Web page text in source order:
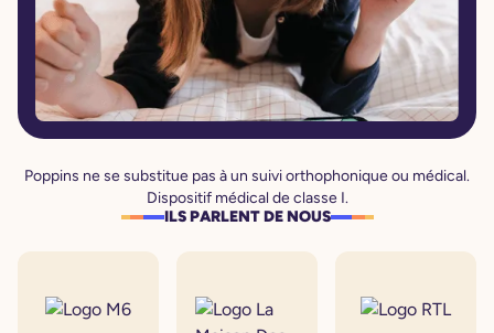
Poppins ne se substitue pas à un suivi orthophonique ou médical.
Dispositif médical de classe I.
ILS PARLENT DE NOUS